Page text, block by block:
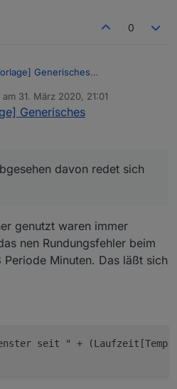
0
Generisches
in[Vorlage] Generisches
+ Vis
Minuten geöffnet!
= 2000 // 300000 ms = 5
Meldung, die kurze Zeit, oder
abgesehen davon redet sich
öffnen ?
am 31. März 2020, 21:01
von
Generisches
davon redet sich
genutzt waren immer
nen Rundungsfehler beim
Minuten. Das läßt sich
seit " +